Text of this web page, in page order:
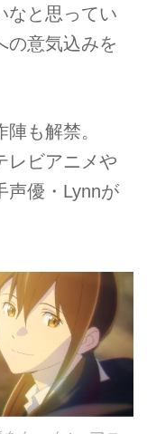
なと思ってい
の意気込みを
も解禁。
レビアニメや
声優・Lynnが